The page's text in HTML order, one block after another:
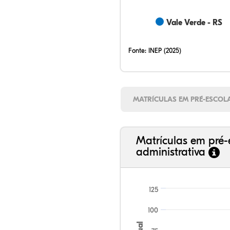
Vale Verde - RS
Fonte: INEP (2025)
MATRÍCULAS EM PRÉ-
Matrículas em
administrativa
100
125